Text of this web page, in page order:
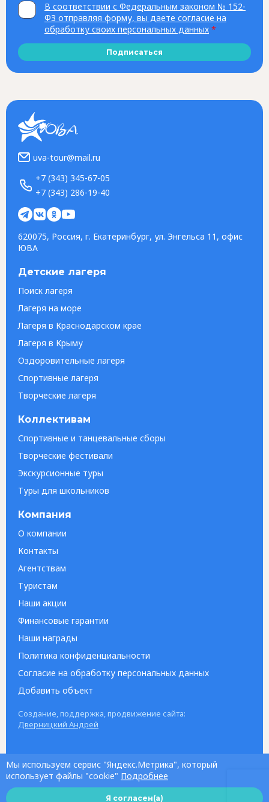
В соответствии с Федеральным законом № 152-
ФЗ отправляя форму, вы даете согласие на
обработку своих персональных данных *
Подписаться
uva-tour@mail.ru
+7 (343) 345-67-05
+7 (343) 286-19-40
620075, Россия, г. Екатеринбург, ул. Энгельса 11, офис
ЮВА
Детские лагеря
Поиск лагеря
Лагеря на море
Лагеря в Краснодарском крае
Лагеря в Крыму
Оздоровительные лагеря
Спортивные лагеря
Творческие лагеря
Коллективам
Спортивные и танцевальные сборы
Творческие фестивали
Экскурсионные туры
Туры для школьников
Компания
О компании
Контакты
Агентствам
Туристам
Наши акции
Финансовые гарантии
Наши награды
Политика конфиденциальности
Согласие на обработку персональных данных
Добавить объект
Создание, поддержка, продвижение сайта:
Дверницкий Андрей
Мы используем сервис "Яндекс.Метрика", который
использует файлы "cookie" Подробнее
Я согласен(а)